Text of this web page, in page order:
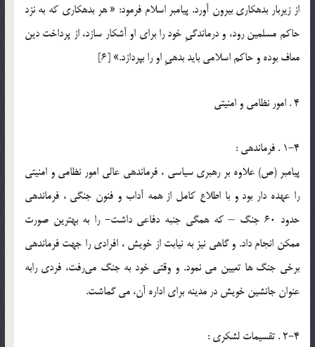
از زيربار بدهكارى بيرون آورد. پيامبر اسلام فرمود: « هر بدهكارى كه به نزد
حاكم مسلمين رود، و درماندگيِ خود را براى او آشكار سازد، از پرداخت دين
معاف بوده و حاكم اسلامى بايد بدهيِ او را بپردازد.» [6]
4 . امور نظامي و امنيتي
1-4 . فرماندهي :
پيامبر (ص) علاوه بر رهبري سياسي ، فرماندهي عالي امور نظامي و امنيتي
را عهده دار بود و با اطلاع کامل از همه آداب و فنون جنگي ، فرماندهي
حدود 60 جنگ – که همگي جنبه دفاعي داشت- را به بهترين صورت
ممکن انجام داد. و گاهي نيز به نيابت از خويش ، افرادي را جهت فرماندهي
برخي جنگ ها تعيين مي نمود. و وقتي خود به جنگ مي‌رفت، فردي رابه
عنوان جانشين خويش در مدينه براي اداره آن، مي گماشت.
2-4 . تقسيمات لشکري :